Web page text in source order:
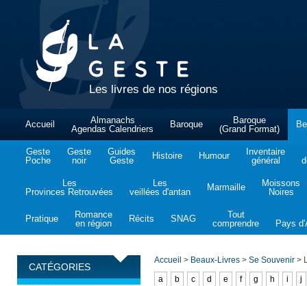
Les livres de nos régions
Accueil
Almanachs
Agendas Calendriers
Baroque
Baroque
(Grand Format)
Geste
Poche
Geste
noir
Guides
Geste
Histoire Humour
Inventaire
général
Les
Provinces Retrouvées
Les
veillées d'antan
Marmaille
Moissons
Noires
Pratique
Romance
en région
Récits SNAG
Tout
comprendre
Pays
CATÉGORIES
Accueil > Beaux-Livres > Se Souvenir >
a
b c d e f g h i j